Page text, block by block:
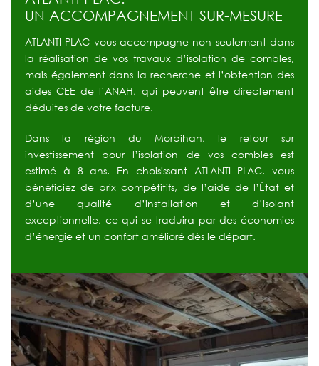
UN ACCOMPAGNEMENT SUR-MESURE
ATLANTI PLAC vous accompagne non seulement dans
la réalisation de vos travaux d’isolation de combles,
mais également dans la recherche et l’obtention des
aides CEE de l’ANAH, qui peuvent être directement
déduites de votre facture.
Dans la région du Morbihan, le retour sur
investissement pour l’isolation de vos combles est
estimé à 8 ans. En choisissant ATLANTI PLAC, vous
bénéficiez de prix compétitifs, de l’aide de l’État et
d’une qualité d’installation et d’isolant
exceptionnelle, ce qui se traduira par des économies
d’énergie et un confort amélioré dès le départ.